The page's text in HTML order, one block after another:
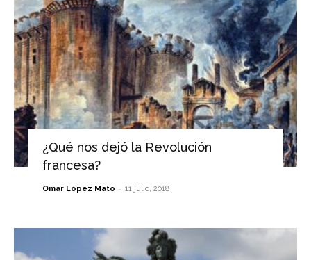
¿Qué nos dejó la Revolución
francesa?
Omar López Mato - 11 julio, 2018